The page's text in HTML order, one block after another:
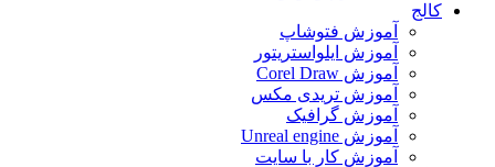
کالج
آموزش فتوشاپ
آموزش ایلواستریتور
آموزش Corel Draw
آموزش تریدی مکس
آموزش گرافیک
آموزش Unreal engine
آموزش کار با سایت